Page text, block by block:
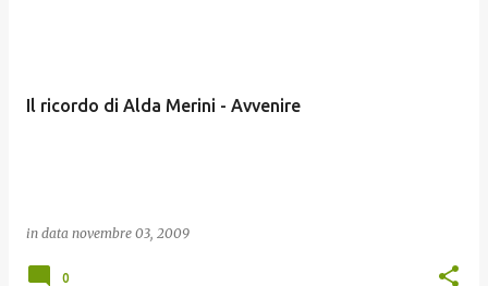
Il ricordo di Alda Merini - Avvenire
in data novembre 03, 2009
0